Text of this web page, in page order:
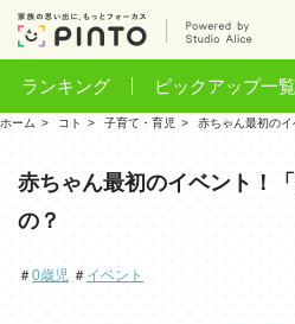
ランキング ピックアップ一覧
ホーム コト 子育て・育児 赤ちゃん最初の
赤ちゃん最初のイベント！
の？
＃0歳児 ＃ イベント